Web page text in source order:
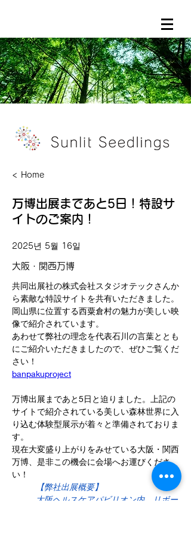
< Home
万博出展まであと5日！特設サ
イトのご案内！
2025년 5월 16일
大阪・関西万博
共同出展社の株式会社スタジオテックさんか
ら素敵な特設サイトを共有いただきました。
岡山県に位置する西粟倉村の魅力が美しい映
像で紹介されています。
あわせて弊社の理念を代表石川の言葉ととも
にご紹介いただきましたので、ぜひご覧くだ
さい！
banpakuproject
万博出展まであと5日と迫りました。上記の
サイトで紹介されている美しい森林世界に入
り込む体験型展示が着々と準備されておりま
す。
現在大変盛り上がりをみせている大阪・関西
万博、是非この機会に会場へお運びくださ
い！
【弊社出展概要】
大阪ヘルスケアパビリオン内　リボー